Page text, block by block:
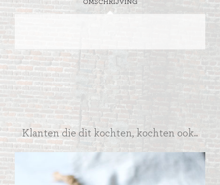
OMSCHRIJVING
Klanten die dit kochten, kochten ook..